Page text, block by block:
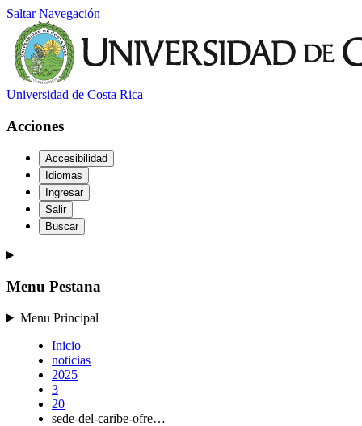
Saltar Navegación
Universidad de Costa Rica
Acciones
Accesibilidad
Idiomas
Ingresar
Salir
Buscar
Menu Pestana
Menu Principal
Inicio
noticias
2025
3
20
sede-del-caribe-ofre…